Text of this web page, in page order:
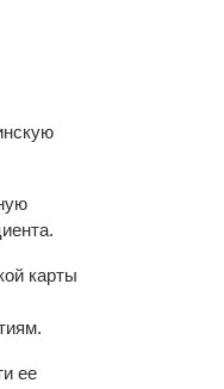
карты
ее